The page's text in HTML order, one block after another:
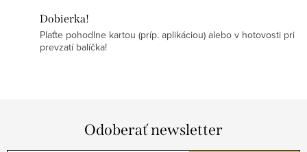
Dobierka!
Plaťte pohodlne kartou (príp. aplikáciou) alebo v hotovosti pri
prevzatí balíčka!
Odoberať newsletter